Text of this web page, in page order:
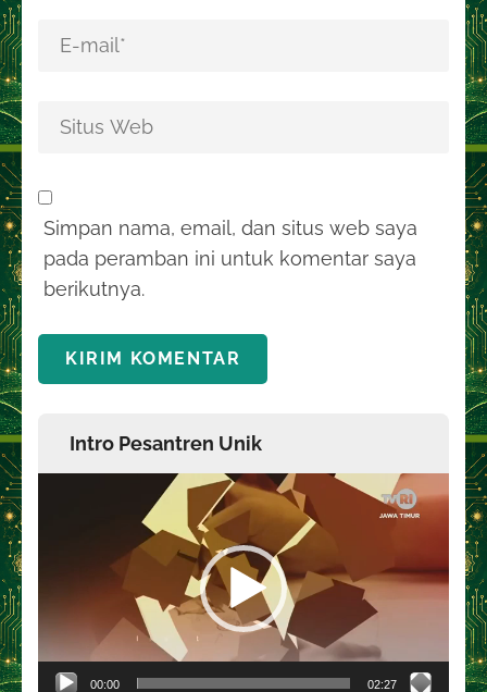
Simpan nama, email, dan situs web saya
pada peramban ini untuk komentar saya
berikutnya.
Intro Pesantren Unik
00:00 02:27